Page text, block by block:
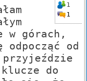
1
1
w górach,
odpocząć od
przyjeździe
do